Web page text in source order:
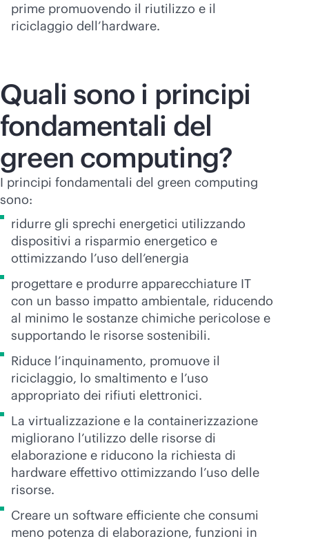
prime promuovendo il riutilizzo e il
riciclaggio dell’hardware.
Quali sono i principi
fondamentali del
green computing?
I principi fondamentali del green computing
sono:
ridurre gli sprechi energetici utilizzando
dispositivi a risparmio energetico e
ottimizzando l’uso dell’energia
progettare e produrre apparecchiature IT
con un basso impatto ambientale, riducendo
al minimo le sostanze chimiche pericolose e
supportando le risorse sostenibili.
Riduce l’inquinamento, promuove il
riciclaggio, lo smaltimento e l’uso
appropriato dei rifiuti elettronici.
La virtualizzazione e la containerizzazione
migliorano l’utilizzo delle risorse di
elaborazione e riducono la richiesta di
hardware effettivo ottimizzando l’uso delle
risorse.
Creare un software efficiente che consumi
meno potenza di elaborazione, funzioni in